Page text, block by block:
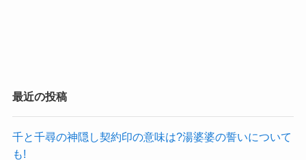
最近の投稿
千と千尋の神隠し契約印の意味は?湯婆婆の誓いについて
も!